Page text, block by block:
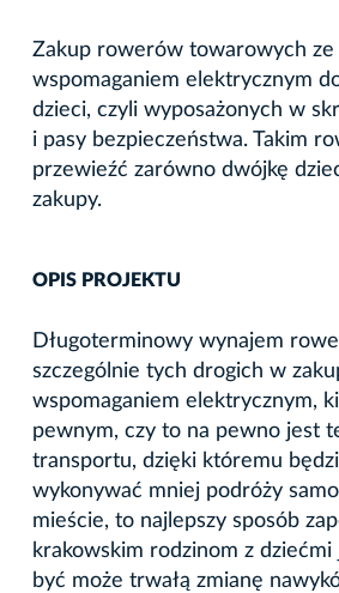
Zakup rowerów towarowych ze
wspomaganiem elektrycznym
dzieci, czyli wyposażonych w
i pasy bezpieczeństwa. Takim
przewieźć zarówno dwójkę
zakupy.
OPIS PROJEKTU
Długoterminowy wynajem
szczególnie tych drogich w
wspomaganiem elektrycznym,
pewnym, czy to na pewno jest
transportu, dzięki któremu
wykonywać mniej podróży
mieście, to najlepszy sposób
krakowskim rodzinom z
być może trwałą zmianę